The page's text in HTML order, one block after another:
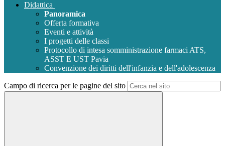
Didattica
Panoramica
Offerta formativa
Eventi e attività
I progetti delle classi
Protocollo di intesa somministrazione farmaci ATS,
ASST E UST Pavia
Convenzione dei diritti dell'infanzia e dell'adolescenza
Campo di ricerca per le pagine del sito